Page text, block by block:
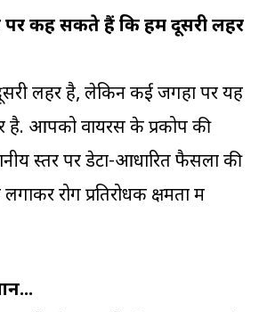
पर कह सकते हैं कि हम दूसरी लहर
दूसरी लहर है, लेकिन कई जगहों पर यह
है. आपको वायरस के प्रकोप की
स्तर पर डेटा-आधारित फैसलों की
रोग प्रतिरोधक क्षमता में